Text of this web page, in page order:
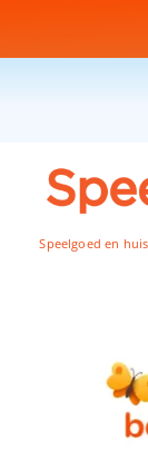
inhoud
Speelgoed en